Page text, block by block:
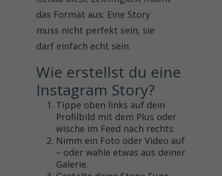
das Format aus: Eine Story
muss nicht perfekt sein, sie
darf einfach echt sein.
Wie erstellst du eine
Instagram Story?
Tippe oben links auf dein
Profilbild mit dem Plus oder
wische im Feed nach rechts.
Nimm ein Foto oder Video auf
– oder wähle etwas aus deiner
Galerie.